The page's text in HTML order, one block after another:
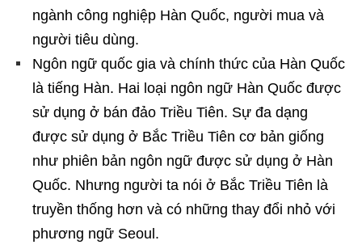
ngành công nghiệp Hàn Quốc, người mua và
người tiêu dùng.
Ngôn ngữ quốc gia và chính thức của Hàn Quốc
là tiếng Hàn. Hai loại ngôn ngữ Hàn Quốc được
sử dụng ở bán đảo Triều Tiên. Sự đa dạng
được sử dụng ở Bắc Triều Tiên cơ bản giống
như phiên bản ngôn ngữ được sử dụng ở Hàn
Quốc. Nhưng người ta nói ở Bắc Triều Tiên là
truyền thống hơn và có những thay đổi nhỏ với
phương ngữ Seoul.